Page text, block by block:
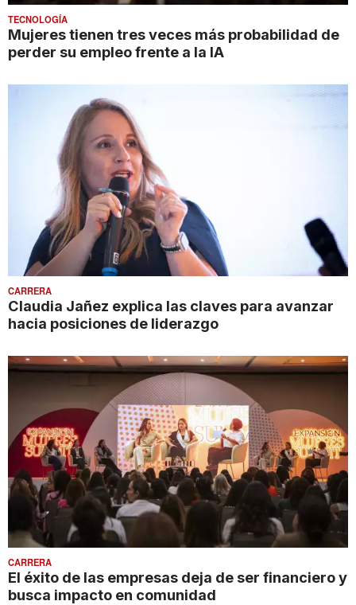
TECNOLOGÍA
Mujeres tienen tres veces más probabilidad de
perder su empleo frente a la IA
CARRERA
Claudia Jañez explica las claves para avanzar
hacia posiciones de liderazgo
CARRERA
El éxito de las empresas deja de ser financiero y
busca impacto en comunidad